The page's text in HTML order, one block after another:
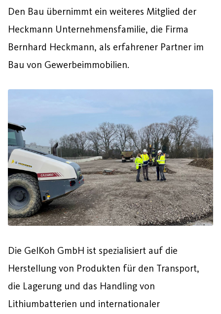
Den Bau übernimmt ein weiteres Mitglied der
Heckmann Unternehmensfamilie, die Firma
Bernhard Heckmann, als erfahrener Partner im
Bau von Gewerbeimmobilien.
Die GelKoh GmbH ist spezialisiert auf die
Herstellung von Produkten für den Transport,
die Lagerung und das Handling von
Lithiumbatterien und internationaler